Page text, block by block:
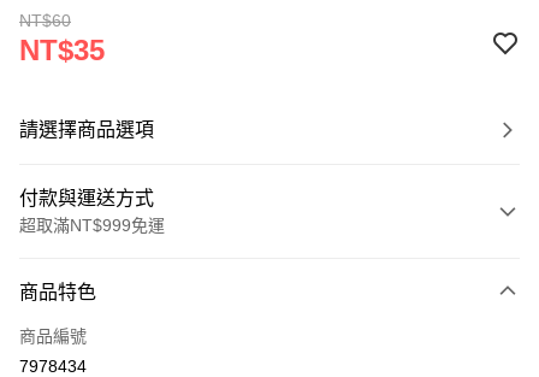
NT$60
NT$35
請選擇商品選項
付款與運送方式
超取滿NT$999免運
信用卡一次付款
信用卡分期付款
商品特色
商品編號
7978434